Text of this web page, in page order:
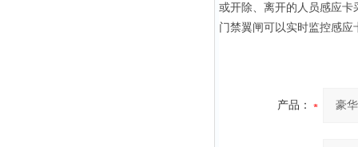
或开除、离开的人员感应
门禁翼闸可以实时监控感
产品：